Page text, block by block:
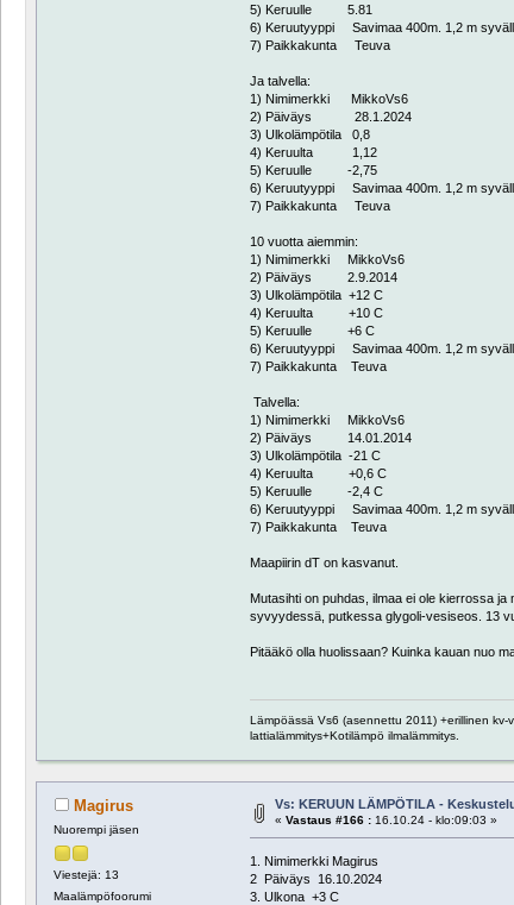
5) Keruulle 5.81
6) Keruutyyppi Savimaa 400m. 1,2 m
7) Paikkakunta Teuva
Ja talvella:
1) Nimimerkki MikkoVs6
2) Päiväys 28.1.2024
3) Ulkolämpötila 0,8
4) Keruulta 1,12
5) Keruulle -2,75
6) Keruutyyppi Savimaa 400m. 1,2 m
7) Paikkakunta Teuva
10 vuotta aiemmin:
1) Nimimerkki MikkoVs6
2) Päiväys 2.9.2014
3) Ulkolämpötila +12 C
4) Keruulta +10 C
5) Keruulle +6 C
6) Keruutyyppi Savimaa 400m. 1,2 m
7) Paikkakunta Teuva
Talvella:
1) Nimimerkki MikkoVs6
2) Päiväys 14.01.2014
3) Ulkolämpötila -21 C
4) Keruulta +0,6 C
5) Keruulle -2,4 C
6) Keruutyyppi Savimaa 400m. 1,2 m
7) Paikkakunta Teuva
Maapiirin dT on kasvanut.
Mutasihti on puhdas, ilmaa ei ole kierrossa
syvyydessä, putkessa glygoli-vesiseos. 13
Pitääkö olla huolissaan? Kuinka kauan nuo
Lämpöässä Vs6 (asennettu 2011) +erillinen kv-
lattialämmitys+Kotilämpö ilmalämmitys.
Magirus
Nuorempi jäsen
Viestejä: 13
Maalämpöfoorumi
Vs: KERUUN LÄMPÖTILA -
« Vastaus #166 :16.10.24 - klo:09:03 »
1. Nimimerkki Magirus
2 Päiväys 16.10.2024
3. Ulkona +3 C